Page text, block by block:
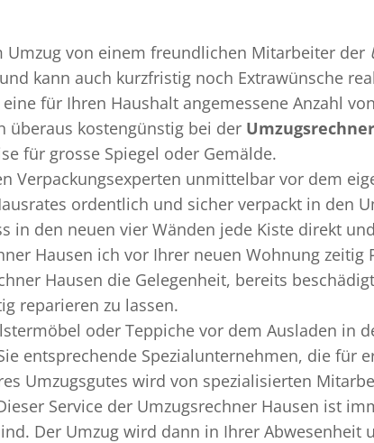
Umzug von einem freundlichen Mitarbeiter der
kann auch kurzfristig noch Extrawünsche
für Ihren Haushalt angemessene Anzahl
überaus kostengünstig bei der
für grosse Spiegel oder Gemälde.
Verpackungsexperten unmittelbar vor dem
ordentlich und sicher verpackt in den
in den neuen vier Wänden jede Kiste direkt
Hausen ich vor Ihrer neuen Wohnung zeitig
Hausen die Gelegenheit, bereits
reparieren zu lassen.
oder Teppiche vor dem Ausladen in
entsprechende Spezialunternehmen, die für
Umzugsgutes wird von spezialisierten
Service der Umzugsrechner Hausen ist
Der Umzug wird dann in Ihrer Abwesenheit